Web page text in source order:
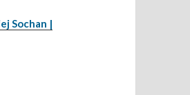
Sochan |